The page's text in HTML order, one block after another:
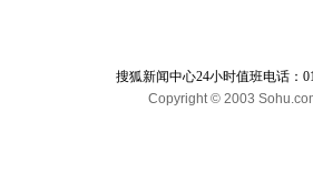
搜狐新闻中心24小时值班电话：
Copyright © 2003